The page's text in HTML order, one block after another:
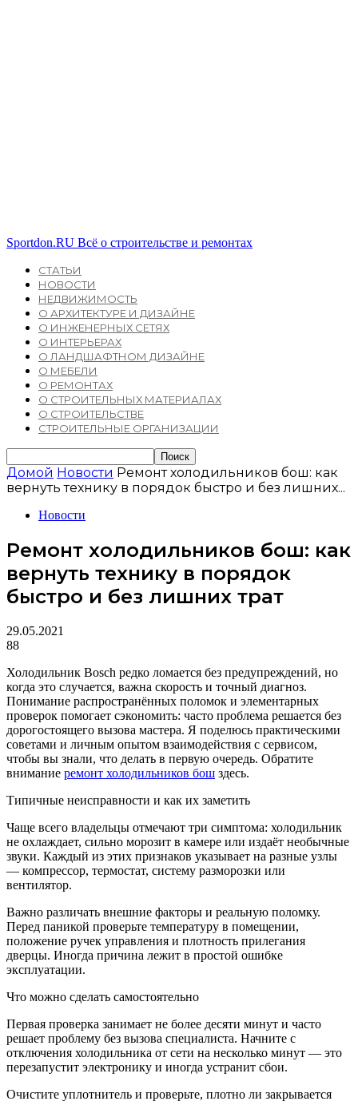
Sportdon.RU Всё о строительстве и ремонтах
СТАТЬИ
НОВОСТИ
НЕДВИЖИМОСТЬ
О АРХИТЕКТУРЕ И ДИЗАЙНЕ
О ИНЖЕНЕРНЫХ СЕТЯХ
О ИНТЕРЬЕРАХ
О ЛАНДШАФТНОМ ДИЗАЙНЕ
О МЕБЕЛИ
О РЕМОНТАХ
О СТРОИТЕЛЬНЫХ МАТЕРИАЛАХ
О СТРОИТЕЛЬСТВЕ
СТРОИТЕЛЬНЫЕ ОРГАНИЗАЦИИ
Домой Новости Ремонт холодильников бош: как
вернуть технику в порядок быстро и без лишних...
Новости
Ремонт холодильников бош: как
вернуть технику в порядок
быстро и без лишних трат
29.05.2021
88
Холодильник Bosch редко ломается без предупреждений, но
когда это случается, важна скорость и точный диагноз.
Понимание распространённых поломок и элементарных
проверок помогает сэкономить: часто проблема решается без
дорогостоящего вызова мастера. Я поделюсь практическими
советами и личным опытом взаимодействия с сервисом,
чтобы вы знали, что делать в первую очередь. Обратите
внимание ремонт холодильников бош здесь.
Типичные неисправности и как их заметить
Чаще всего владельцы отмечают три симптома: холодильник
не охлаждает, сильно морозит в камере или издаёт необычные
звуки. Каждый из этих признаков указывает на разные узлы
— компрессор, термостат, систему разморозки или
вентилятор.
Важно различать внешние факторы и реальную поломку.
Перед паникой проверьте температуру в помещении,
положение ручек управления и плотность прилегания
дверцы. Иногда причина лежит в простой ошибке
эксплуатации.
Что можно сделать самостоятельно
Первая проверка занимает не более десяти минут и часто
решает проблему без вызова специалиста. Начните с
отключения холодильника от сети на несколько минут — это
перезапустит электронику и иногда устранит сбои.
Очистите уплотнитель и проверьте, плотно ли закрывается